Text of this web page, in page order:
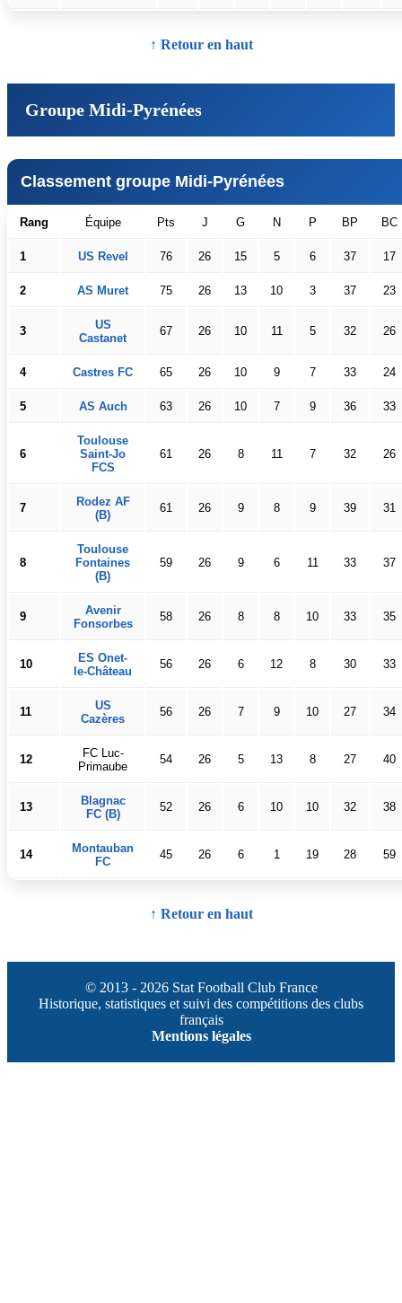
↑ Retour en haut
Groupe Midi-Pyrénées
Classement groupe Midi-Pyrénées
Rang Équipe Pts J G N P BP BC
1 US Revel 76 26 15 5 6 37 17
2 AS Muret 75 26 13 10 3 37 23
3
US
Castanet
67 26 10 11 5 32 26
4 Castres FC 65 26 10 9 7 33 24
5 AS Auch 63 26 10 7 9 36 33
6
Toulouse
Saint-Jo
FCS
61 26 8 11 7 32 26
7
Rodez AF
(B)
61 26 9 8 9 39 31
8
Toulouse
Fontaines
(B)
59 26 9 6 11 33 37
9
Avenir
Fonsorbes
58 26 8 8 10 33 35
10
ES Onet-
le-Château
56 26 6 12 8 30 33
11
US
Cazères
56 26 7 9 10 27 34
12
FC Luc-
Primaube
54 26 5 13 8 27 40
13
Blagnac
FC (B)
52 26 6 10 10 32 38
14
Montauban
FC
45 26 6 1 19 28 59
↑ Retour en haut
© 2013 - 2026 Stat Football Club France
Historique, statistiques et suivi des compétitions des clubs
français
Mentions légales